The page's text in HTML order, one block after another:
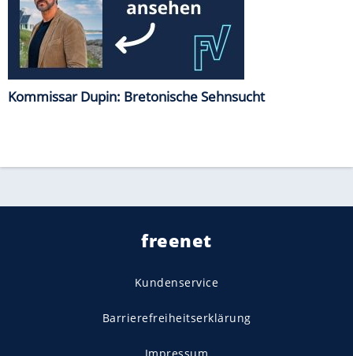
Kommissar Dupin: Bretonische Sehnsucht
freenet
Kundenservice
Barrierefreiheitserklärung
Impressum